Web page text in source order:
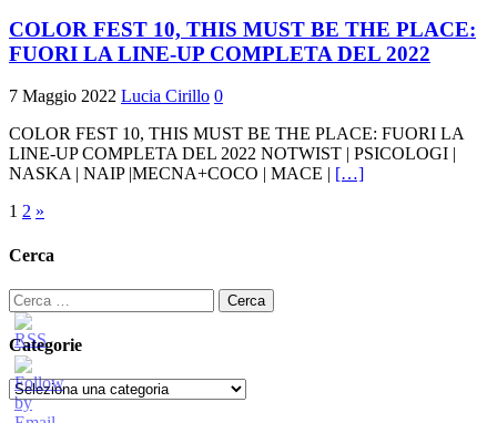
COLOR FEST 10, THIS MUST BE THE PLACE:
FUORI LA LINE-UP COMPLETA DEL 2022
7 Maggio 2022 Lucia Cirillo 0
COLOR FEST 10, THIS MUST BE THE PLACE: FUORI LA
LINE-UP COMPLETA DEL 2022 NOTWIST | PSICOLOGI |
NASKA | NAIP |MECNA+COCO | MACE | […]
Paginazione
degli
1 2 »
Cerca
Ricerca
per:
Categorie
Categorie